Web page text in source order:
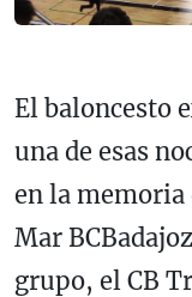
El baloncesto
una de esas
en la memoria
Mar
grupo, el CB